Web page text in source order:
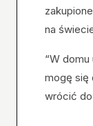
na
“W
mogę się
wrócić do